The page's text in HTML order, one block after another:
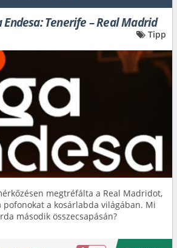
Tenerife – Real Madrid
megtréfálta a Real Madridot,
pofonokat a kosárlabda világában. Mi
második összecsapásán?
Tipp